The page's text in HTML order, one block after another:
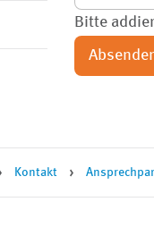
Bitte
Kontakt